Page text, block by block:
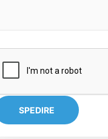
SPEDIRE